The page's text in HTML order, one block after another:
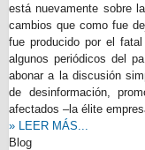
está nuevamente sobre
cambios que como fue
fue producido por el
algunos periódicos del
abonar a la discusión
de desinformación,
afectados –la élite
» LEER MÁS...
Blog